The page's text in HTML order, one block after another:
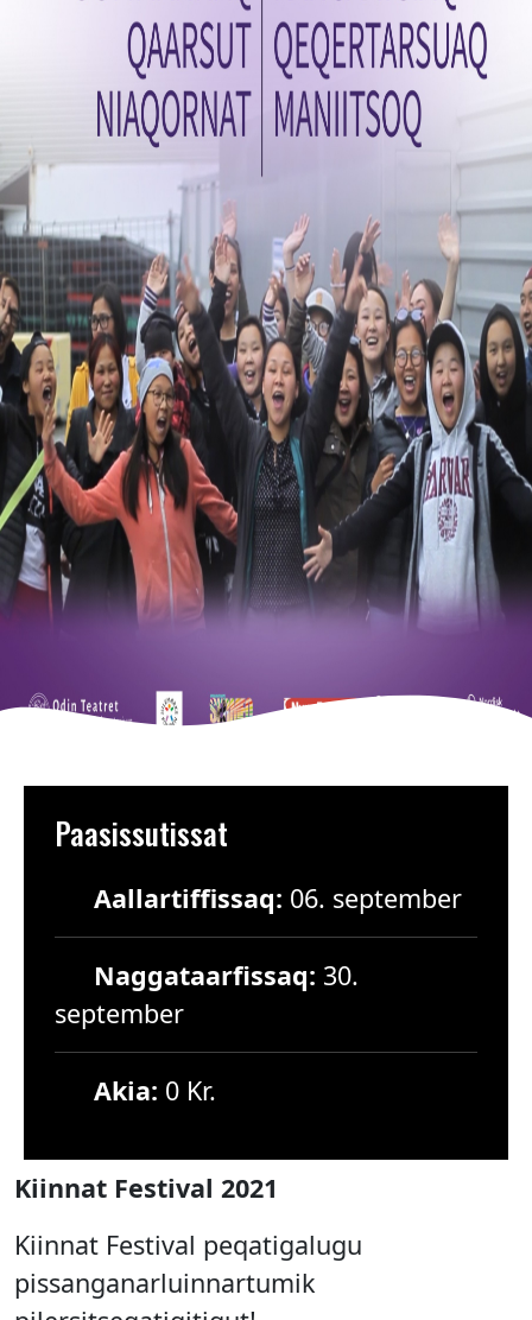
Paasissutissat
Aallartiffissaq: 06. september
Naggataarfissaq: 30.
september
Akia: 0 Kr.
Kiinnat Festival 2021
Kiinnat Festival peqatigalugu
pissanganarluinnartumik